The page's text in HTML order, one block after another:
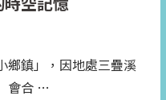
鄉鎮」，因地處三疊溪
會合 …